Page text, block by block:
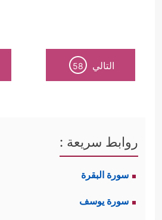
التالي 58
روابط سريعة :
سورة البقرة
سورة يوسف